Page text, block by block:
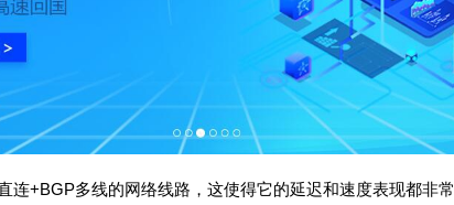
连+BGP多线的网络线路，这使得它的延迟和速度表现都非